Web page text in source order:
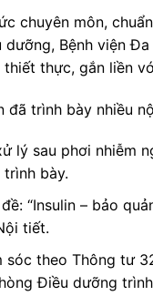
chuyên môn,
Bệnh viện
thực, gắn liền
đã trình bày nhiều
lý sau phơi nhiễm
bày.
“Insulin – bảo
tiết.
sóc theo Thông tư
Điều dưỡng